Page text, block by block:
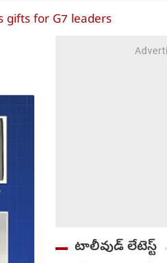
gifts for G7 leaders
టాలీవుడ్ లేటెస్ట్